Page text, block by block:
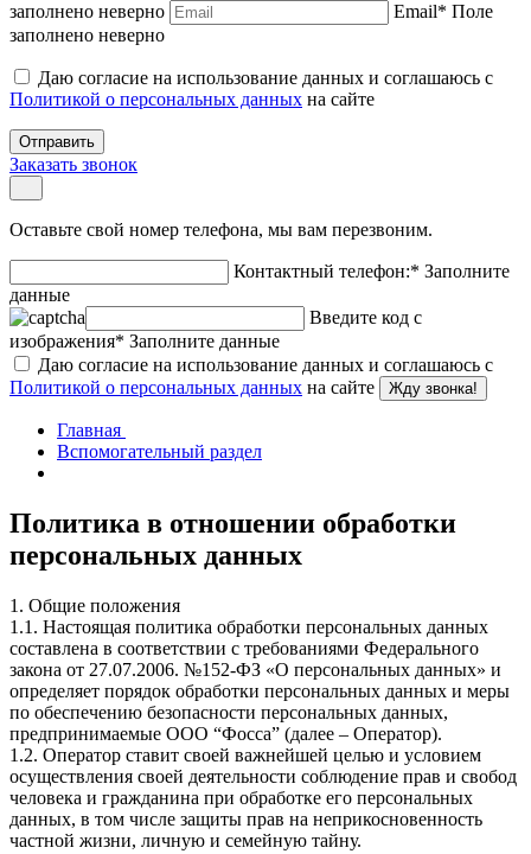
заполнено неверно
Email* Поле
заполнено неверно
Даю согласие на использование данных и соглашаюсь с
Политикой о персональных данных на сайте
Отправить
Заказать звонок
Оставьте свой номер телефона, мы вам перезвоним.
Контактный телефон:* Заполните
данные
Введите код с
изображения* Заполните данные
Даю согласие на использование данных и соглашаюсь с
Политикой о персональных данных на сайте Жду звонка!
Главная
Вспомогательный раздел
Политика в отношении обработки
персональных данных
1. Общие положения
1.1. Настоящая политика обработки персональных данных
составлена в соответствии с требованиями Федерального
закона от 27.07.2006. №152-ФЗ «О персональных данных» и
определяет порядок обработки персональных данных и меры
по обеспечению безопасности персональных данных,
предпринимаемые ООО “Фосса” (далее – Оператор).
1.2. Оператор ставит своей важнейшей целью и условием
осуществления своей деятельности соблюдение прав и свобод
человека и гражданина при обработке его персональных
данных, в том числе защиты прав на неприкосновенность
частной жизни, личную и семейную тайну.